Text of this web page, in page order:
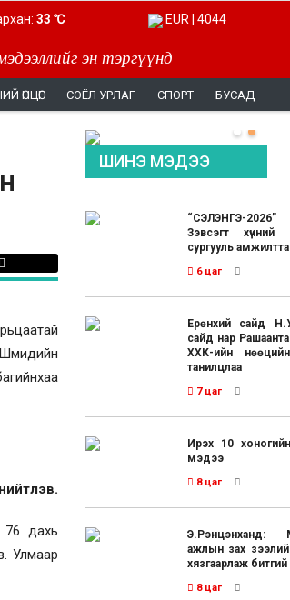
эн тэргүүнд
33 ℃ EUR | 4044
ӨНЦӨГ СОЁЛ УРЛАГ СПОРТ БУСАД
76 дахь
Улмаар
ШИНЭ МЭДЭЭ
“СЭЛЭНГЭ-
Зэвсэгт хүчний
сургууль
6 цаг
Ерөнхий сайд
сайд нар
ХХК-ийн
танилцлаа
7 цаг
Ирэх 10
мэдээ
8 цаг
Э.Рэнцэнханд:
ажлын зах
хязгаарлаж битгий
8 цаг